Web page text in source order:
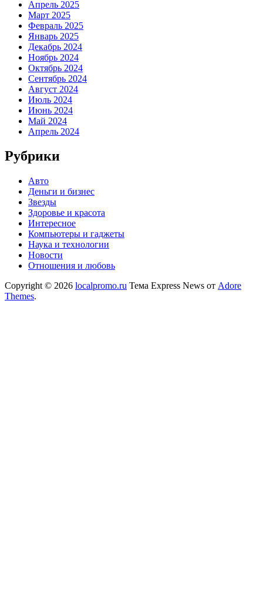
Апрель 2025
Март 2025
Февраль 2025
Январь 2025
Декабрь 2024
Ноябрь 2024
Октябрь 2024
Сентябрь 2024
Август 2024
Июль 2024
Июнь 2024
Май 2024
Апрель 2024
Рубрики
Авто
Деньги и бизнес
Звезды
Здоровье и красота
Интересное
Компьютеры и гаджеты
Наука и технологии
Новости
Отношения и любовь
Copyright © 2026 localpromo.ru Тема Express News от Adore
Themes.